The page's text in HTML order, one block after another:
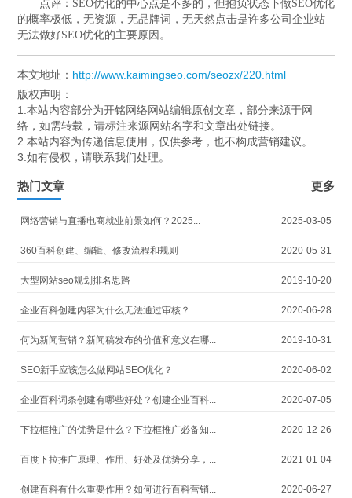
点评：SEO优化的中心点是不多的，但抱负状态下做SEO优化
的概率极低，无资源，无品牌词，无天然点击是许多公司企业站
无法做好SEO优化的主要原因。
本文地址： http://www.kaimingseo.com/seozx/220.html
版权声明：
1.本站内容部分为开铭网络网站编辑原创文章，部分来源于网
络，如需转载，请标注来源网站名字和文章出处链接。
2.本站内容为传递信息使用，仅供参考，也不构成营销建议。
3.如有侵权，请联系我们处理。
热门文章 更多
网络营销与直播电商就业前景如何？2025... 2025-03-05
360百科创建、编辑、修改流程和规则 2020-05-31
大型网站seo规划排名思路 2019-10-20
企业百科创建内容为什么无法通过审核？ 2020-06-28
何为新闻营销？新闻稿发布的价值和意义在哪... 2019-10-31
SEO新手应该怎么做网站SEO优化？ 2020-06-02
企业百科词条创建有哪些好处？创建企业百科... 2020-07-05
下拉框推广的优势是什么？下拉框推广必备知... 2020-12-26
百度下拉推广原理、作用、好处及优势分享，... 2021-01-04
创建百科有什么重要作用？如何进行百科营销... 2020-06-27